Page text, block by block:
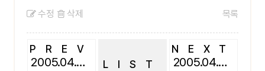
수정 삭제 목록
PREV
2005.04.D.D.D LIST
NEXT
2005.04.D.D.D